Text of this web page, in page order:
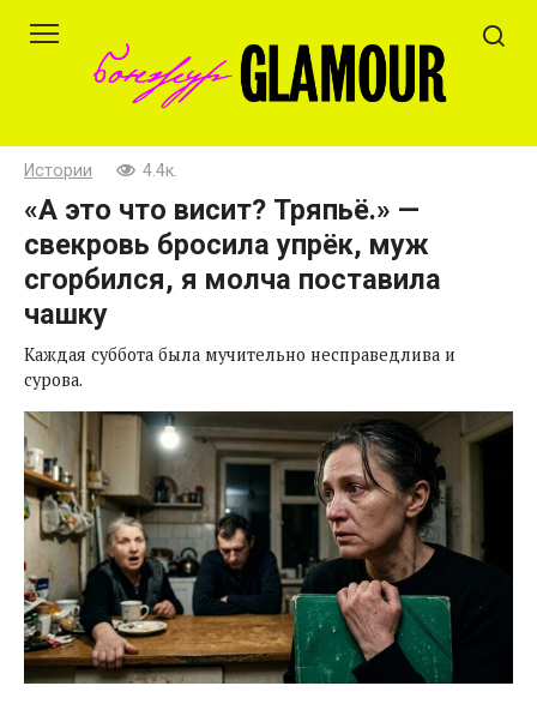
Истории 4.4к.
«А это что висит? Тряпьё.» —
свекровь бросила упрёк, муж
сгорбился, я молча поставила
чашку
Каждая суббота была мучительно несправедлива и
сурова.